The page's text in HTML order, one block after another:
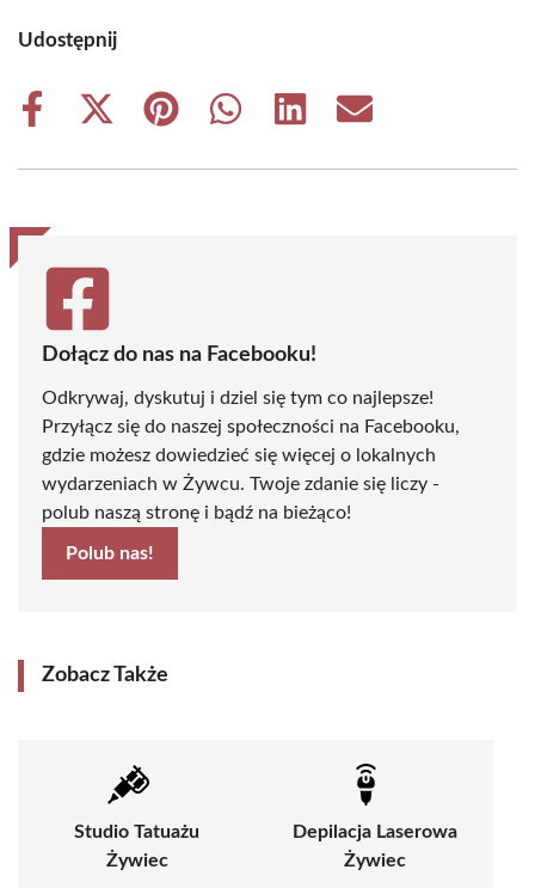
Udostępnij
Share
Share
(Twitter)
Share
Share
Share
Share
Dołącz do nas na Facebooku!
Odkrywaj, dyskutuj i dziel się tym co najlepsze!
Przyłącz się do naszej społeczności na Facebooku,
gdzie możesz dowiedzieć się więcej o lokalnych
wydarzeniach w Żywcu. Twoje zdanie się liczy -
polub naszą stronę i bądź na bieżąco!
Polub nas!
Zobacz Także
Studio Tatuażu
Żywiec
Depilacja Laserowa
Żywiec